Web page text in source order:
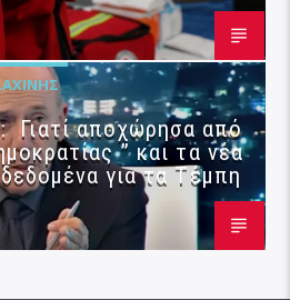
Γιατί αποχώρησα από
” και τα νέα
για τα Τέμπη